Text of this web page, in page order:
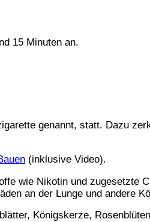
15 Minuten an.
genannt, statt. Dazu
(inklusive Video).
wie Nikotin und zugesetzte
an der Lunge und andere
Königskerze,